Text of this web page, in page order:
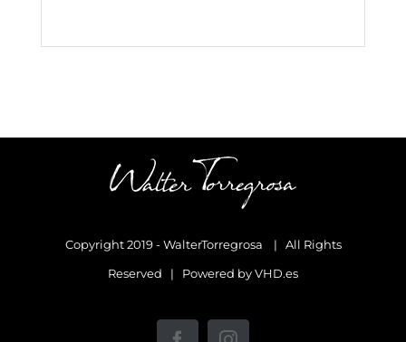
Copyright 2019 - WalterTorregrosa | All Rights
Reserved | Powered byVHD.es